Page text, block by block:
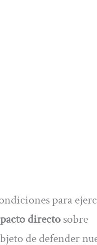
para
directosobre
de defender